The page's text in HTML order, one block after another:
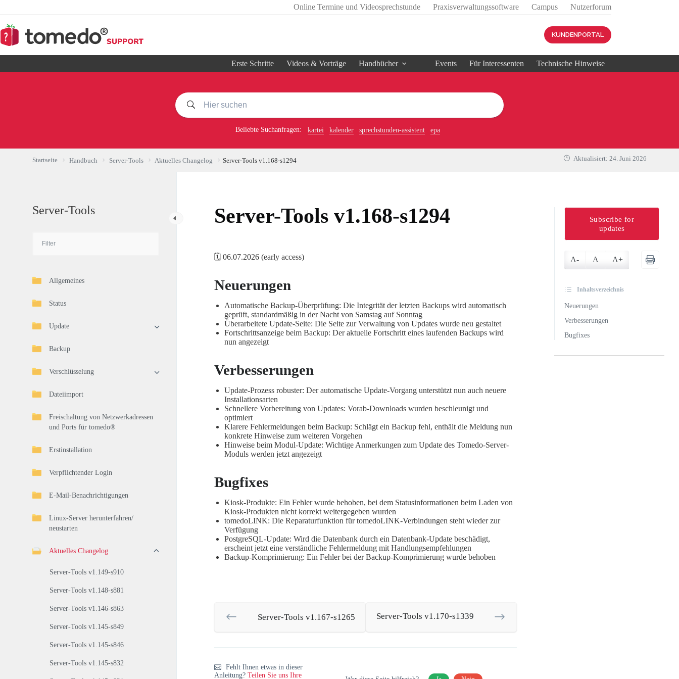
springen
Online Termine und Videosprechstunde Praxisverwaltungssoftware Campus Nutzerforum
KUNDENPORTAL
Erste Schritte Videos & Vorträge Handbücher Events Für Interessenten Technische Hinweise
Beliebte Suchanfragen: kartei kalender sprechstunden-assistent epa
Startseite Handbuch Server-Tools Aktuelles Changelog Server-Tools v1.168-s1294 Aktualisiert: 24. Juni 2026
Server-Tools
Allgemeines
Status
Update
Backup
Verschlüsselung
Dateiimport
Freischaltung von Netzwerkadressen
und Ports für tomedo®
Erstinstallation
Verpflichtender Login
E-Mail-Benachrichtigungen
Linux-Server herunterfahren/
neustarten
Aktuelles Changelog
Server-Tools v1.149-s910
Server-Tools v1.148-s881
Server-Tools v1.146-s863
Server-Tools v1.145-s849
Server-Tools v1.145-s846
Server-Tools v1.145-s832
Server-Tools v1.168-s1294
🗓️ 06.07.2026 (early access)
Neuerungen
Automatische Backup-Überprüfung: Die Integrität der letzten Backups wird automatisch
geprüft, standardmäßig in der Nacht von Samstag auf Sonntag
Überarbeitete Update-Seite: Die Seite zur Verwaltung von Updates wurde neu gestaltet
Fortschrittsanzeige beim Backup: Der aktuelle Fortschritt eines laufenden Backups wird
nun angezeigt
Verbesserungen
Update-Prozess robuster: Der automatische Update-Vorgang unterstützt nun auch neuere
Installationsarten
Schnellere Vorbereitung von Updates: Vorab-Downloads wurden beschleunigt und
optimiert
Klarere Fehlermeldungen beim Backup: Schlägt ein Backup fehl, enthält die Meldung nun
konkrete Hinweise zum weiteren Vorgehen
Hinweise beim Modul-Update: Wichtige Anmerkungen zum Update des Tomedo-Server-
Moduls werden jetzt angezeigt
Bugfixes
Kiosk-Produkte: Ein Fehler wurde behoben, bei dem Statusinformationen beim Laden von
Kiosk-Produkten nicht korrekt weitergegeben wurden
tomedoLINK: Die Reparaturfunktion für tomedoLINK-Verbindungen steht wieder zur
Verfügung
PostgreSQL-Update: Wird die Datenbank durch ein Datenbank-Update beschädigt,
erscheint jetzt eine verständliche Fehlermeldung mit Handlungsempfehlungen
Backup-Komprimierung: Ein Fehler bei der Backup-Komprimierung wurde behoben
Server-Tools v1.167-s1265 Server-Tools v1.170-s1339
Fehlt Ihnen etwas in dieser
Anleitung? Teilen Sie uns Ihre
Subscribe for
updates
A- A A+
Inhaltsverzeichnis
Neuerungen
Verbesserungen
Bugfixes